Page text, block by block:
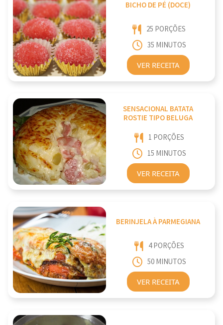
BICHO DE PÉ (DOCE)
25 PORÇÕES
35 MINUTOS
VER RECEITA
SENSACIONAL BATATA
ROSTIE TIPO BELUGA
1 PORÇÕES
15 MINUTOS
VER RECEITA
BERINJELA À PARMEGIANA
4 PORÇÕES
50 MINUTOS
VER RECEITA